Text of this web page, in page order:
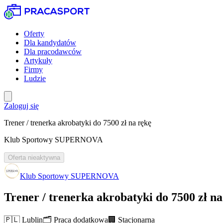
Oferty
Dla kandydatów
Dla pracodawców
Artykuły
Firmy
Ludzie
Zaloguj się
Trener / trenerka akrobatyki do 7500 zł na rękę
Klub Sportowy SUPERNOVA
Oferta nieaktywna
Klub Sportowy SUPERNOVA
Trener / trenerka akrobatyki do 7500 zł
🇵🇱 Lublin🗂️ Praca dodatkowa 🏢 Stacjonarna